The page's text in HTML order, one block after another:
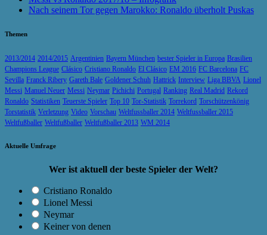
Nach seinem Tor gegen Marokko: Ronaldo überholt Puskas
Themen
2013/2014 2014/2015 Argentinien Bayern München bester Spieler in Europa Brasilien
Champions League Clásico Cristiano Ronaldo El Clásico EM 2016 FC Barcelona FC
Sevilla Franck Ribery Gareth Bale Goldener Schuh Hattrick Interview Liga BBVA Lionel
Messi Manuel Neuer Messi Neymar Pichichi Portugal Ranking Real Madrid Rekord
Ronaldo Statistiken Teuerste Spieler Top 10 Tor-Statistik Torrekord Torschützenkönig
Torstatistik Verletzung Video Vorschau Weltfussballer 2014 Weltfussballer 2015
Weltfußballer Weltfußballer Weltfußballer 2013 WM 2014
Aktuelle Umfrage
Wer ist aktuell der beste Spieler der Welt?
Cristiano Ronaldo
Lionel Messi
Neymar
Keiner von denen